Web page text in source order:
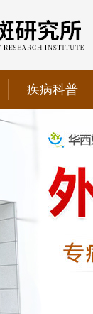
疾病科普
人民医院双向转
028-61069090；